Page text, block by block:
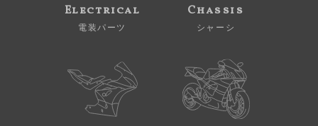
Electrical
電装パーツ
Chassis
シャーシ